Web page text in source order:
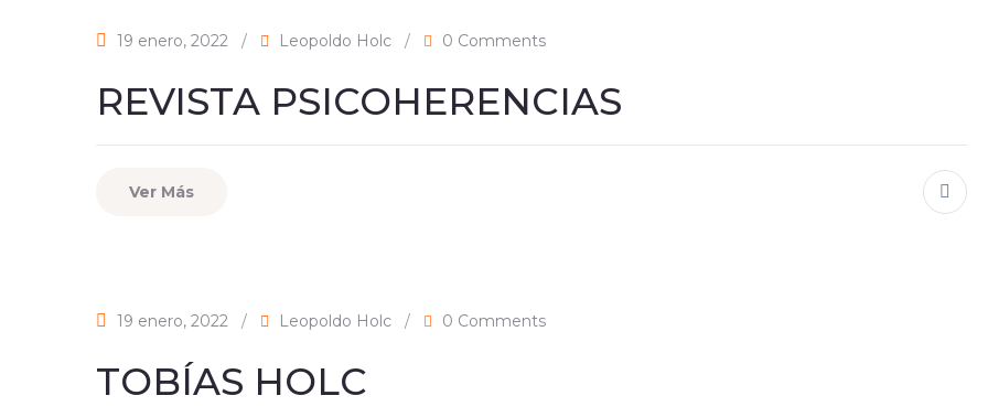
19 enero, 2022 / Leopoldo Holc / 0 Comments
REVISTA PSICOHERENCIAS
Ver Más
19 enero, 2022 / Leopoldo Holc / 0 Comments
TOBÍAS HOLC